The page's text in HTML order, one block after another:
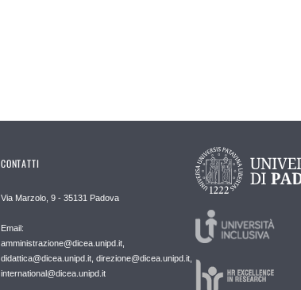
CONTATTI
Via Marzolo, 9 - 35131 Padova
Email:
amministrazione@dicea.unipd.it,
didattica@dicea.unipd.it, direzione@dicea.unipd.it,
international@dicea.unipd.it